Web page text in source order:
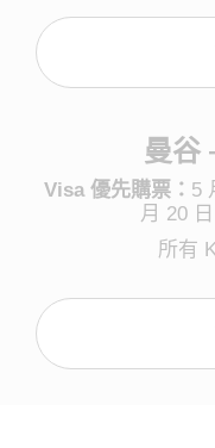
曼谷
Visa 優先購票： 5
月 20
所有